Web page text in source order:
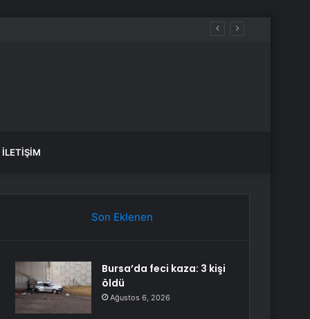
İLETIŞIM
Son Eklenen
Bursa’da feci kaza: 3 kişi
öldü
Ağustos 6, 2026